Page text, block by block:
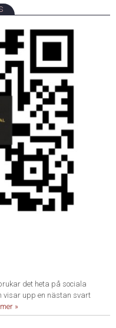
det heta på sociala
visar upp en nästan svart
»